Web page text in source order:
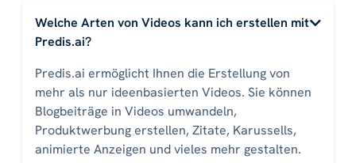
Welche Arten von Videos kann ich erstellen mit
Predis.ai?
Predis.ai ermöglicht Ihnen die Erstellung von
mehr als nur ideenbasierten Videos. Sie können
Blogbeiträge in Videos umwandeln,
Produktwerbung erstellen, Zitate, Karussells,
animierte Anzeigen und vieles mehr gestalten.